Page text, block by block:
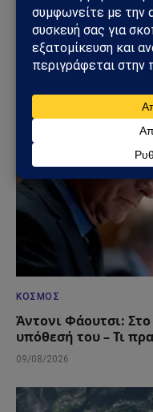
Στενά του Ορμούζ:
ισχύος του Ιράν –
στις ΗΠΑ
09/08/2026
ΚΌΣΜΟΣ
Άντονι Φάουτσι:
υπόθεσή του – Τι
09/08/2026